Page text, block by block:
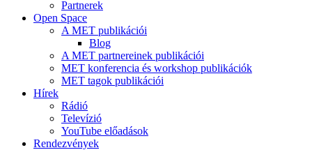
Partnerek
Open Space
A MET publikációi
Blog
A MET partnereinek publikációi
MET konferencia és workshop publikációk
MET tagok publikációi
Hírek
Rádió
Televízió
YouTube előadások
Rendezvények